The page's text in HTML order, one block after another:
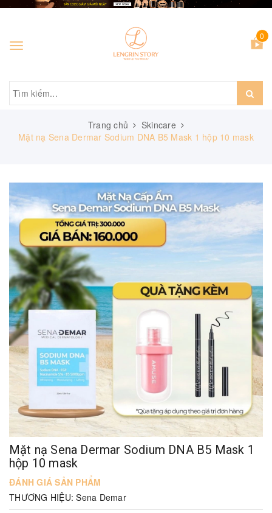
Toggle
0
Trang chủ
Skincare
Mặt nạ Sena Dermar Sodium DNA B5 Mask 1 hộp 10 mask
Mặt nạ Sena Dermar Sodium DNA B5 Mask 1
hộp 10 mask
ĐÁNH GIÁ SẢN PHẨM
THƯƠNG HIỆU:Sena Demar